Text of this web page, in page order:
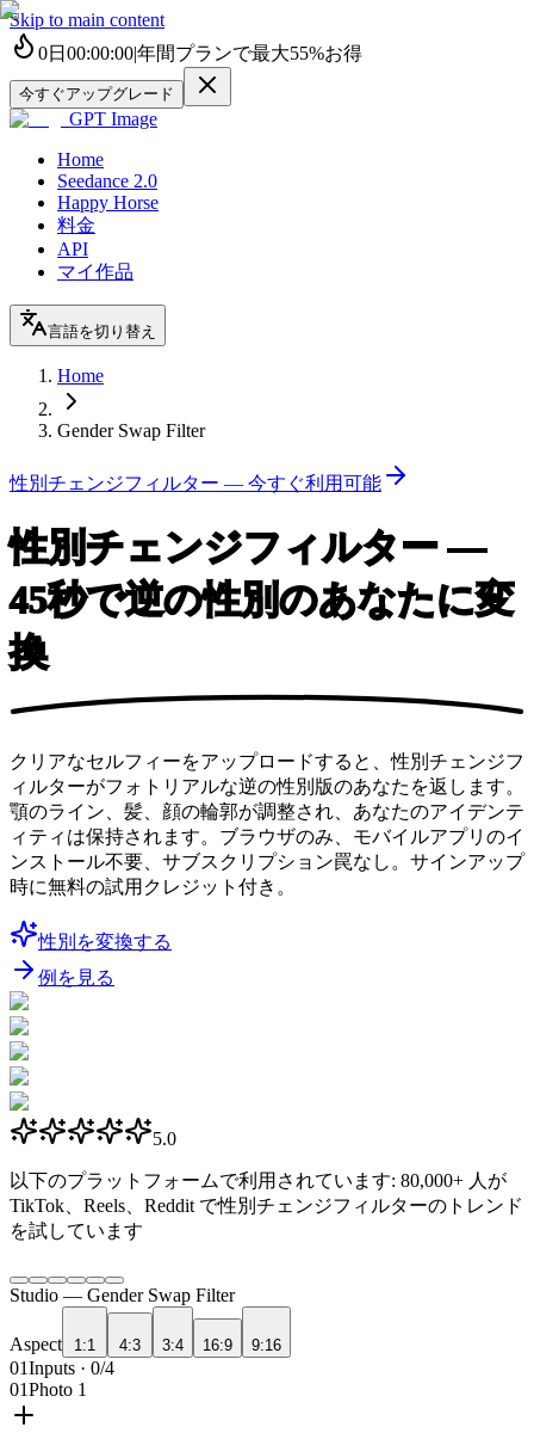
Skip to main content
0日 00:00:00|年間プランで最大55%お得
今すぐアップグレード
GPT Image
Home
Seedance 2.0
Happy Horse
料金
API
マイ作品
言語を切り替え
Home
Gender Swap Filter
性別チェンジフィルター — 今すぐ利用可能
性別チェンジフィルター —
45秒で逆の性別のあなたに変
換
クリアなセルフィーをアップロードすると、性別チェンジフ
ィルターがフォトリアルな逆の性別版のあなたを返します。
顎のライン、髪、顔の輪郭が調整され、あなたのアイデンテ
ィティは保持されます。ブラウザのみ、モバイルアプリのイ
ンストール不要、サブスクリプション罠なし。サインアップ
時に無料の試用クレジット付き。
性別を変換する
例を見る
5.0
以下のプラットフォームで利用されています: 80,000+ 人が
TikTok、Reels、Reddit で性別チェンジフィルターのトレンド
を試しています
Studio — Gender Swap Filter
Aspect 1:1 4:3 3:4 16:9 9:16
01Inputs · 0/4
01Photo 1